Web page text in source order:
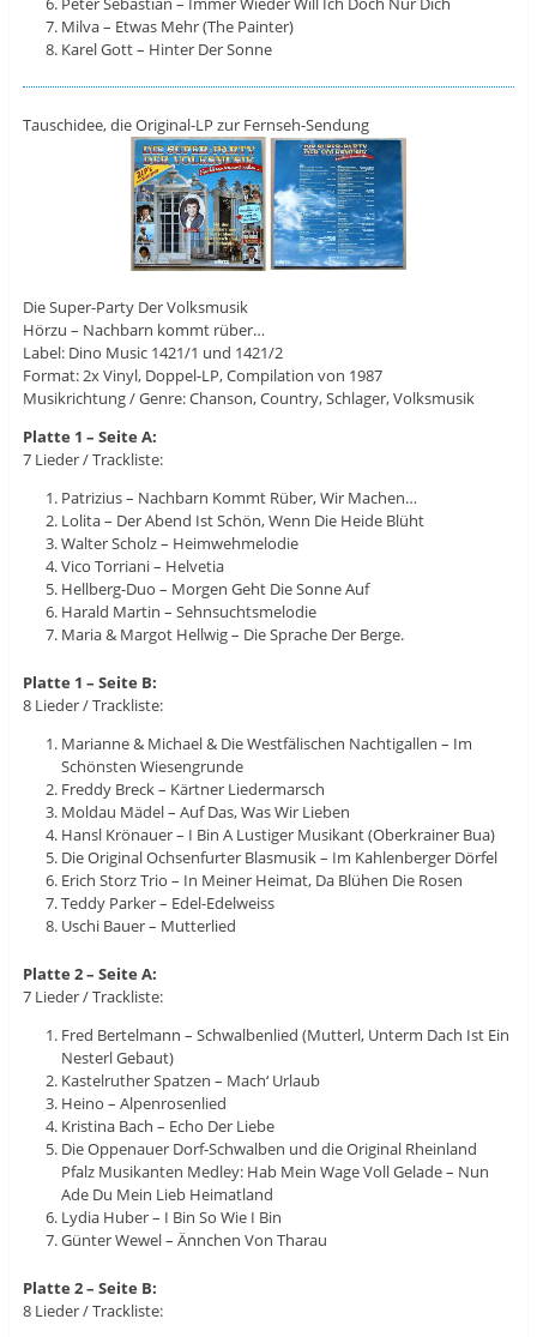
Milva – Etwas Mehr (The Painter)
Karel Gott – Hinter Der Sonne
Tauschidee, die Original-LP zur Fernseh-Sendung
Die Super-Party Der Volksmusik
Hörzu – Nachbarn kommt rüber…
Label: Dino Music ‎1421/1 und 1421/2
Format: 2x Vinyl, Doppel-LP, Compilation von 1987
Musikrichtung / Genre: Chanson, Country, Schlager, Volksmusik
Platte 1 – Seite A:
7 Lieder / Trackliste:
Patrizius – Nachbarn Kommt Rüber, Wir Machen…
Lolita – Der Abend Ist Schön, Wenn Die Heide Blüht
Walter Scholz – Heimwehmelodie
Vico Torriani – Helvetia
Hellberg-Duo – Morgen Geht Die Sonne Auf
Harald Martin – Sehnsuchtsmelodie
Maria & Margot Hellwig – Die Sprache Der Berge.
Platte 1 – Seite B:
8 Lieder / Trackliste:
Marianne & Michael & Die Westfälischen Nachtigallen – Im
Schönsten Wiesengrunde
Freddy Breck – Kärtner Liedermarsch
Moldau Mädel – Auf Das, Was Wir Lieben
Hansl Krönauer – I Bin A Lustiger Musikant (Oberkrainer Bua)
Die Original Ochsenfurter Blasmusik – Im Kahlenberger Dörfel
Erich Storz Trio – In Meiner Heimat, Da Blühen Die Rosen
Teddy Parker – Edel-Edelweiss
Uschi Bauer – Mutterlied
Platte 2 – Seite A:
7 Lieder / Trackliste:
Fred Bertelmann – Schwalbenlied (Mutterl, Unterm Dach Ist Ein
Nesterl Gebaut)
Kastelruther Spatzen – Mach‘ Urlaub
Heino – Alpenrosenlied
Kristina Bach – Echo Der Liebe
Die Oppenauer Dorf-Schwalben und die Original Rheinland
Pfalz Musikanten Medley: Hab Mein Wage Voll Gelade – Nun
Ade Du Mein Lieb Heimatland
Lydia Huber – I Bin So Wie I Bin
Günter Wewel – Ännchen Von Tharau
Platte 2 – Seite B:
8 Lieder / Trackliste: